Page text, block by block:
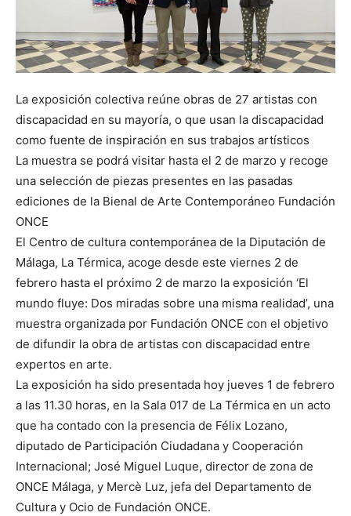
La exposición colectiva reúne obras de 27 artistas con
discapacidad en su mayoría, o que usan la discapacidad
como fuente de inspiración en sus trabajos artísticos
La muestra se podrá visitar hasta el 2 de marzo y recoge
una selección de piezas presentes en las pasadas
ediciones de la Bienal de Arte Contemporáneo Fundación
ONCE
El Centro de cultura contemporánea de la Diputación de
Málaga, La Térmica, acoge desde este viernes 2 de
febrero hasta el próximo 2 de marzo la exposición ‘El
mundo fluye: Dos miradas sobre una misma realidad’, una
muestra organizada por Fundación ONCE con el objetivo
de difundir la obra de artistas con discapacidad entre
expertos en arte.
La exposición ha sido presentada hoy jueves 1 de febrero
a las 11.30 horas, en la Sala 017 de La Térmica en un acto
que ha contado con la presencia de Félix Lozano,
diputado de Participación Ciudadana y Cooperación
Internacional; José Miguel Luque, director de zona de
ONCE Málaga, y Mercè Luz, jefa del Departamento de
Cultura y Ocio de Fundación ONCE.